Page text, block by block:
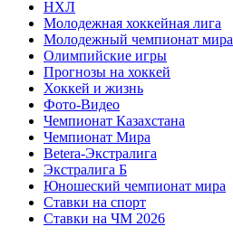
НХЛ
Молодежная хоккейная лига
Молодежный чемпионат мира
Олимпийские игры
Прогнозы на хоккей
Хоккей и жизнь
Фото-Видео
Чемпионат Казахстана
Чемпионат Мира
Betera-Экстралига
Экстралига Б
Юношеский чемпионат мира
Ставки на спорт
Ставки на ЧМ 2026